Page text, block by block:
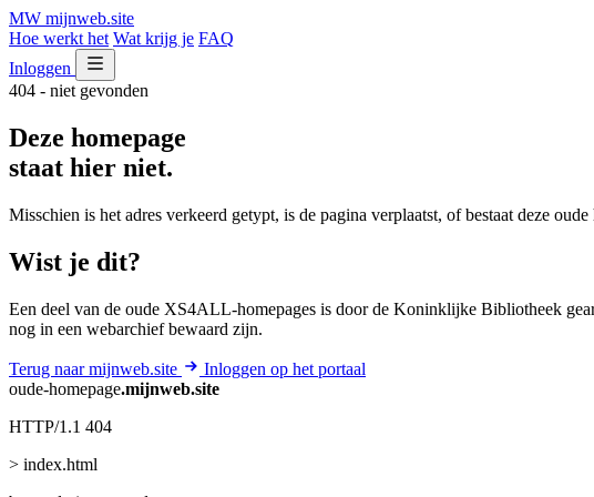
MW mijnweb.site
Hoe werkt het Wat krijg je FAQ
Inloggen
404 - niet gevonden
Deze homepage
staat hier niet.
Misschien is het adres verkeerd getypt, is de pagina verplaatst, of bestaat deze
Wist je dit?
Een deel van de oude XS4ALL-homepages is door de Koninklijke Bibliotheek
nog in een webarchief bewaard zijn.
Terug naar mijnweb.site
Inloggen op het portaal
oude-homepage.mijnweb.site
HTTP/1.1 404
> index.html